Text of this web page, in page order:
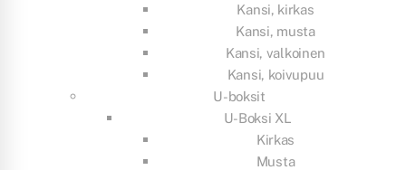
Kansi, kirkas
Kansi, musta
Kansi, valkoinen
Kansi, koivupuu
U-boksit
U-Boksi XL
Kirkas
Musta